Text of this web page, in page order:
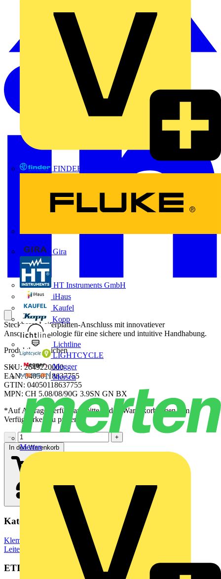
FINDER
Gira
HT Instruments GmbH
iHaus
Kaufel
Kopp
Lichtline
LIGHTCYCLE
Megger
Mersen
Merten
Steckbarer Leiterplatten-Anschluss mit innovatiever
Anschlusstechnologie für eine sichere und intuitive Handhabung.
Produktkennzeichen
SKU: 2649220000
EAN: 04050118637755
GTIN: 04050118637755
MPN: CH 5.08/08/90G 3.9SN GN BX
*Auf Anfrage verfügbar - bitte in den Warenkorb legen, um
Verfügbarkeit zu prüfen
−
+
In den Warenkorb
Kategorien
Klemmen, Steckverbinder & Verbindungselemente
Leiterplattensteckverbinder
ETIM Group